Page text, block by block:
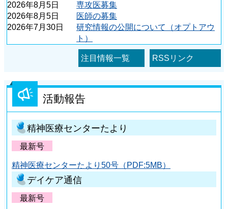
セ
ン
タ
2026年8月5日
専攻医募集
2026年8月5日
医師の募集
2026年7月30日
研究情報の公開について（オプトアウ
ト）
RSSリンク
注目情報一覧
活動報告
精神医療センターたより
最新号
精神医療センターたより50号（PDF:5MB）
デイケア通信
最新号